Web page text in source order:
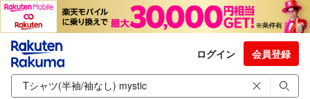
ログイン 会員登録